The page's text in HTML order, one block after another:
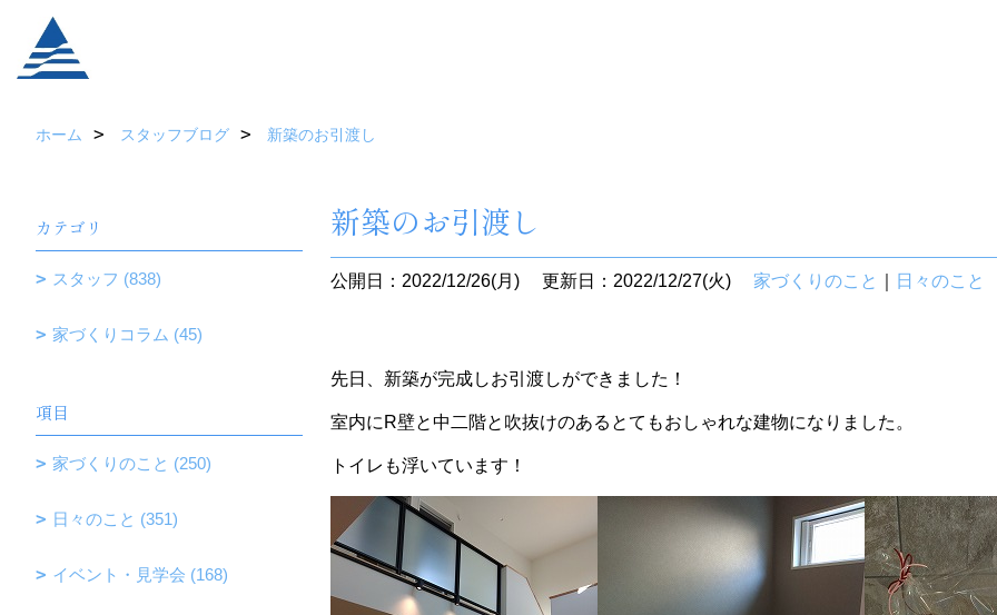
ホーム スタッフブログ 新築のお引渡し
新築のお引渡し
公開日：2022/12/26(月) 更新日：2022/12/27(火) 家づくりのこと 日々のこと
先日、新築が完成しお引渡しができました！
室内にR壁と中二階と吹抜けのあるとてもおしゃれな建物になりました。
トイレも浮いています！
カテゴリ
スタッフ (838)
家づくりコラム (45)
項目
家づくりのこと (250)
日々のこと (351)
イベント・見学会 (168)